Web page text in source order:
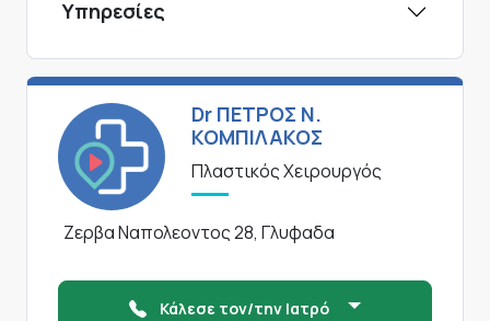
Υπηρεσίες
Dr ΠΕΤΡΟΣ Ν.
ΚΟΜΠΙΛΑΚΟΣ
Πλαστικός Χειρουργός
Ζερβα Ναπολεοντος 28, Γλυφαδα
Κάλεσε τον/την Ιατρό